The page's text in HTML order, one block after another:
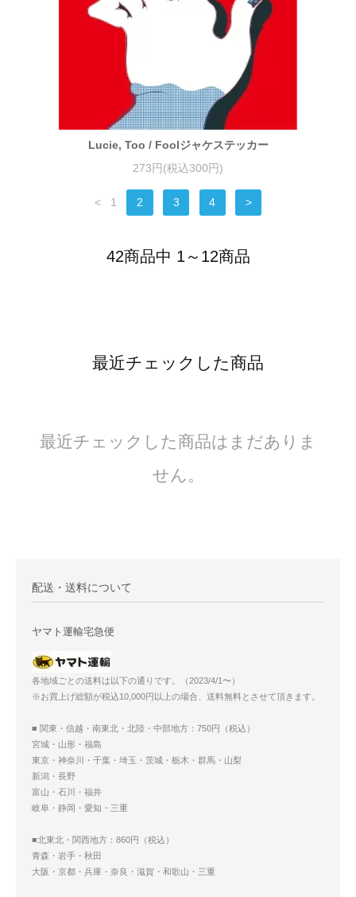
Lucie, Too / Foolジャケステッカー
273円(税込300円)
< 1 2 3 4 >
42商品中 1～12商品
最近チェックした商品
最近チェックした商品はまだありま
せん。
配送・送料について
ヤマト運輸宅急便
各地域ごとの送料は以下の通りです。（2023/4/1〜）
※お買上げ総額が税込10,000円以上の場合、送料無料とさせて頂きます。
■ 関東・信越・南東北・北陸・中部地方：750円（税込）
宮城・山形・福島
東京・神奈川・千葉・埼玉・茨城・栃木・群馬・山梨
新潟・長野
富山・石川・福井
岐阜・静岡・愛知・三重
■北東北・関西地方：860円（税込）
青森・岩手・秋田
大阪・京都・兵庫・奈良・滋賀・和歌山・三重